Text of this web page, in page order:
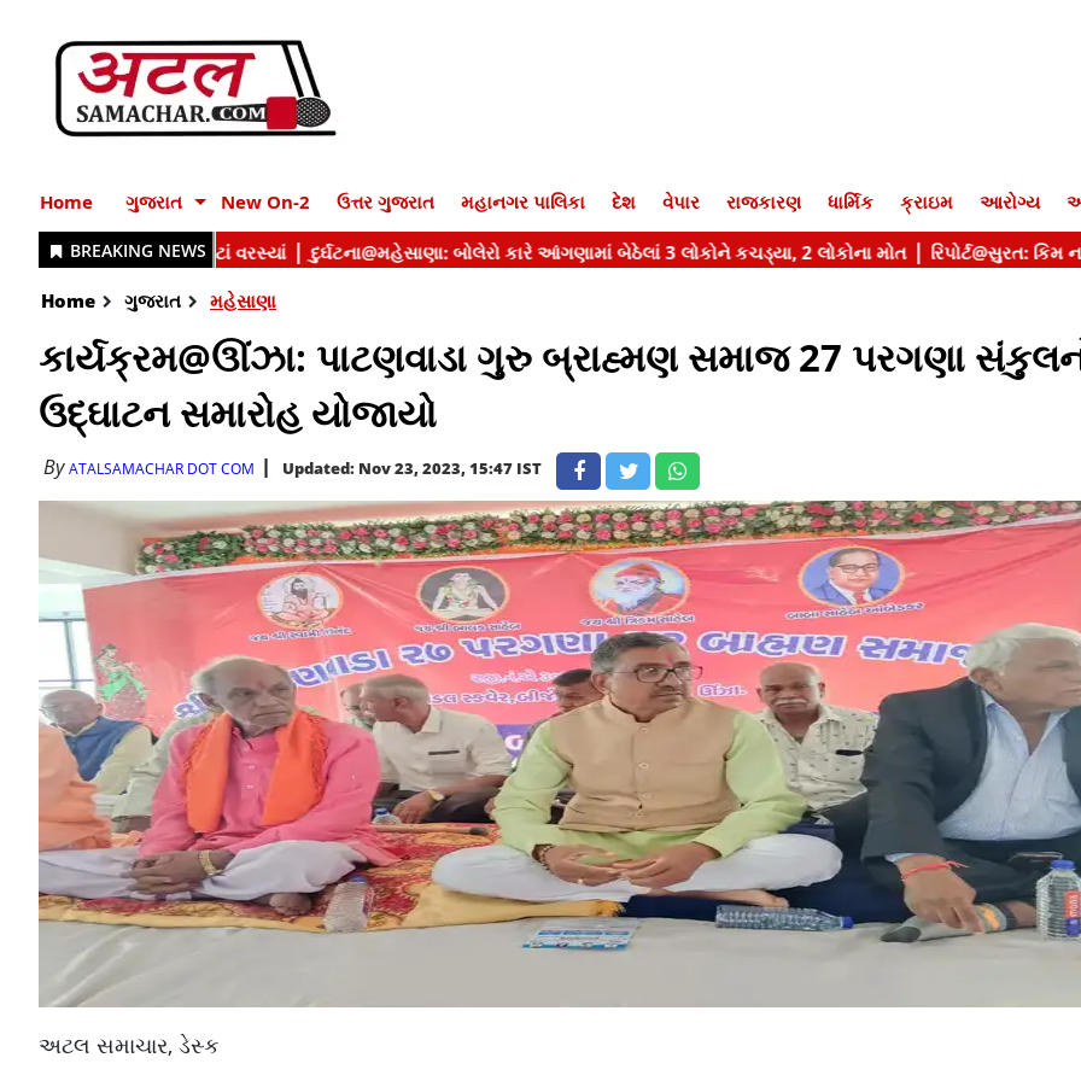
Home ગુજરાત New On-2 ઉત્તર ગુજરાત મહાનગર પાલિકા દેશ વેપાર રાજકારણ ધાર્મિક ક્રાઇમ આરોગ્ય
Home ગુજરાત મહેસાણા
કાર્યક્રમ@ઊંઝા: પાટણવાડા ગુરુ બ્રાહ્મણ સમાજ 27 પરગણા
ઉદ્ઘાટન સમારોહ યોજાયો
ByATALSAMACHAR DOT COM Updated: Nov 23, 2023, 15:47 IST
અટલ સમાચાર, ડેસ્ક